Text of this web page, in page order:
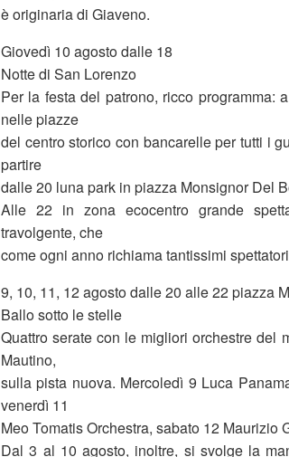
è originaria di Giaveno.
Giovedì 10 agosto dalle 18
Notte di San Lorenzo
Per la festa del patrono, ricco programma:
nelle piazze
del centro storico con bancarelle per tutti i
partire
dalle 20 luna park in piazza Monsignor Del
Alle 22 in zona ecocentro grande
travolgente, che
come ogni anno richiama tantissimi
9, 10, 11, 12 agosto dalle 20 alle 22 piazza
Ballo sotto le stelle
Quattro serate con le migliori orchestre del
Mautino,
sulla pista nuova. Mercoledì 9 Luca
venerdì 11
Meo Tomatis Orchestra, sabato 12 Maurizio
Dal 3 al 10 agosto, inoltre, si svolge la